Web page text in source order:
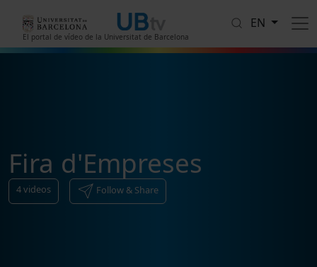
El portal de vídeo de la Universitat de Barcelona
EN
Fira d'Empreses
4videos Follow & Share